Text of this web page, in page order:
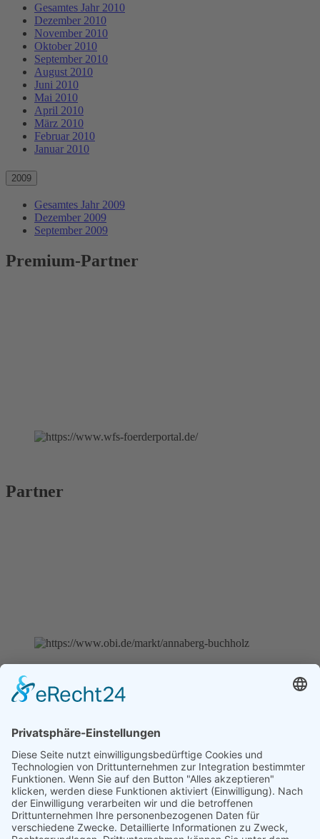
Gesamtes Jahr 2010
Dezember 2010
November 2010
Oktober 2010
September 2010
August 2010
Juni 2010
Mai 2010
April 2010
März 2010
Februar 2010
Januar 2010
2009
Gesamtes Jahr 2009
Dezember 2009
September 2009
Premium-Partner
Partner